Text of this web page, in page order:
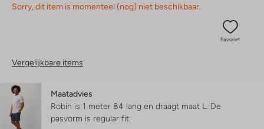
Sorry, dit item is momenteel (nog) niet beschikbaar.
Favoriet
Vergelijkbare items
Maatadvies
Robin is 1 meter 84 lang en draagt maat L. De
pasvorm is regular fit